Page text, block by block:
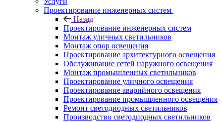
Проектирование инженерных систем
Назад
Проектирование инженерных систем
Монтаж уличных светильников
Монтаж опор освещения
Проектирование архитектурного освещения
Обслуживание сетей наружного освещения
Монтаж промышленных светильников
Проектирование уличного освещения
Проектирование аварийного освещения
Проектирование промышленного освещения
Ремонт светодиодных светильников
Производство светодиодных светильников